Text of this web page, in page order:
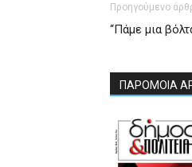
Προηγούμενο
“Πάμε μια
ΠΑΡΟΜΟΙΑ